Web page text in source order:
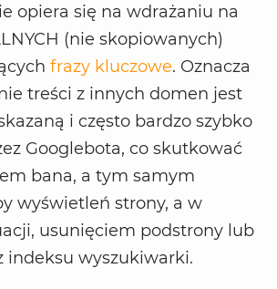
opiera się na wdrażaniu na
(nie skopiowanych)
frazy kluczowe. Oznacza
treści z innych domen jest
i często bardzo szybko
Googlebota, co skutkować
bana, a tym samym
wyświetleń strony, a w
usunięciem podstrony lub
indeksu wyszukiwarki.